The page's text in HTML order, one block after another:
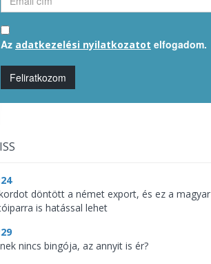
Az adatkezelési nyilatkozatot elfogadom.
Feliratkozom
döntött a német export, és ez a magyar
is hatással lehet
nincs bingója, az annyit is ér?